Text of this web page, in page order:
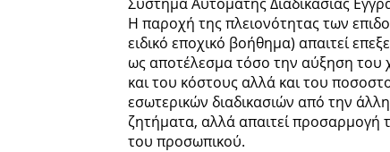
Η παροχή της πλειονότητας των
ειδικό εποχικό βοήθημα) απαιτεί
ως αποτέλεσμα τόσο την αύξηση του
και του κόστους αλλά και του
εσωτερικών διαδικασιών από την
ζητήματα, αλλά απαιτεί προσαρμογή
του προσωπικού.